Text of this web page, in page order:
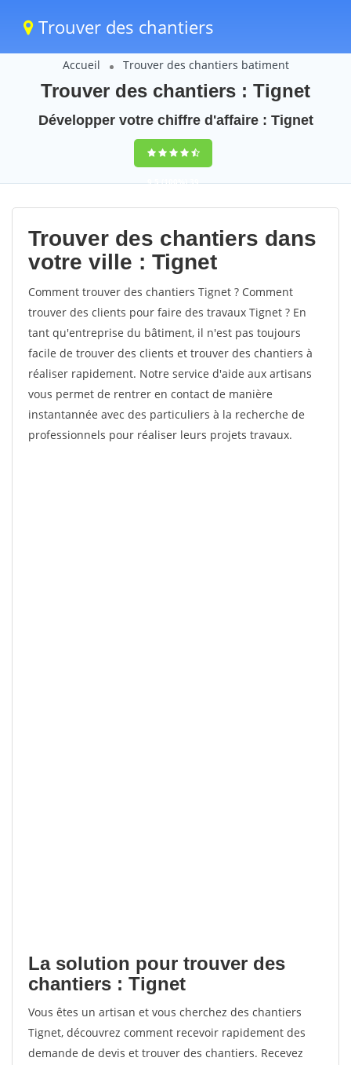
Trouver des chantiers
Accueil Trouver des chantiers batiment
Trouver des chantiers : Tignet
Développer votre chiffre d'affaire : Tignet
9,5(100%)39
votes
Trouver des chantiers dans
votre ville : Tignet
Comment trouver des chantiers Tignet ? Comment
trouver des clients pour faire des travaux Tignet ? En
tant qu'entreprise du bâtiment, il n'est pas toujours
facile de trouver des clients et trouver des chantiers à
réaliser rapidement. Notre service d'aide aux artisans
vous permet de rentrer en contact de manière
instantannée avec des particuliers à la recherche de
professionnels pour réaliser leurs projets travaux.
La solution pour trouver des
chantiers : Tignet
Vous êtes un artisan et vous cherchez des chantiers
Tignet, découvrez comment recevoir rapidement des
demande de devis et trouver des chantiers. Recevez